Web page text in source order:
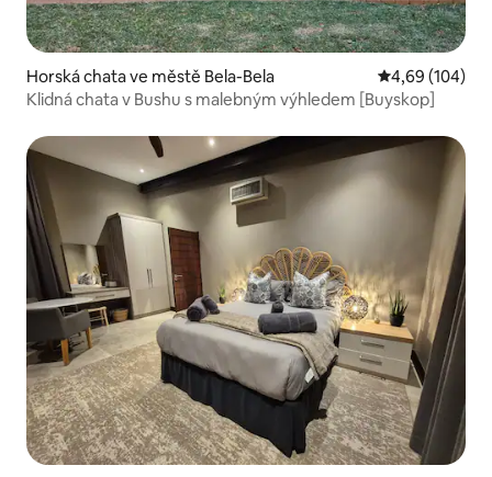
Horská chata ve městě Bela-Bela Průměrné
4,69 (104)
Klidná chata v Bushu s malebným výhledem [Buyskop]